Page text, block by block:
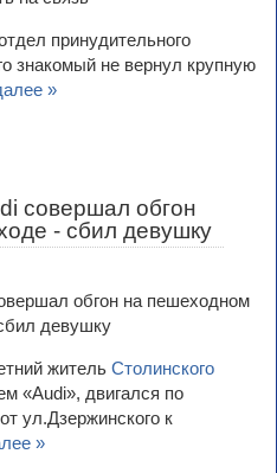
принудительного
знакомый не вернул крупную
»
совершал обгон
- сбил девушку
житель Столинского
«Audi», двигался по
ул.Дзержинского к
»